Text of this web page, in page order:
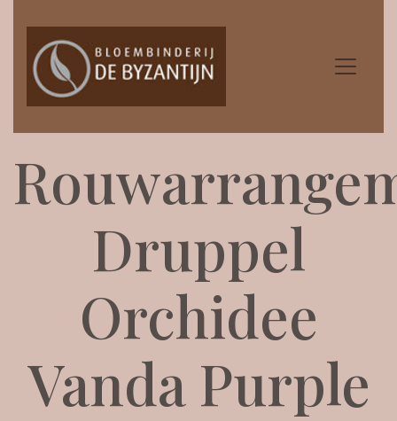
Druppel
Orchidee
Vanda Purple